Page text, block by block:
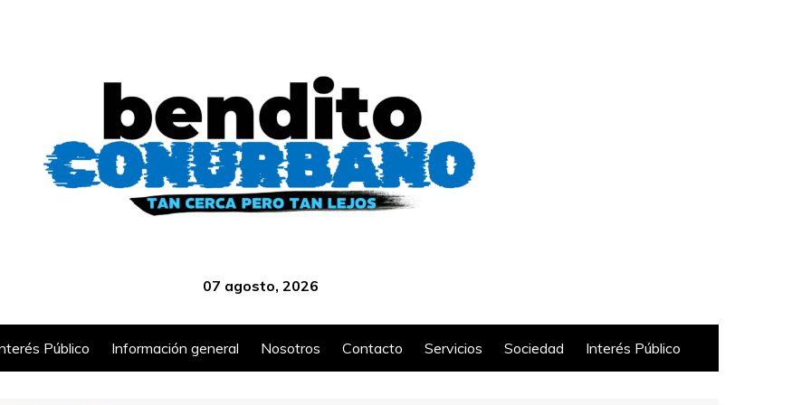
07 agosto, 2026
Público Información general Nosotros Contacto Servicios Sociedad Interés Público